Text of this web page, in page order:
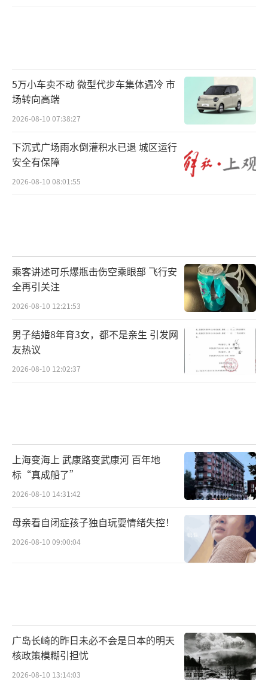
流，超换一体场站规模化落地，绝大多数日常
及长途出行场景将摆脱补能焦虑。长期来看，
固态电池量产、续航能力大幅提升、全国补能
新能源汽车将在补能效率、便捷性、稳定性上
全面对标燃油车，车主的补能焦虑将进一步缓
5万小车卖不动 微型代步车集体遇冷 市
场转向高端
2026-08-10 07:38:27
下沉式广场雨水倒灌积水已退 城区运行
安全有保障
2026-08-10 08:01:55
乘客讲述可乐爆瓶击伤空乘眼部 飞行安
全再引关注
2026-08-10 12:21:53
男子结婚8年育3女，都不是亲生 引发网
友热议
2026-08-10 12:02:37
上海变海上 武康路变武康河 百年地
标“真成船了”
2026-08-10 14:31:42
母亲看自闭症孩子独自玩耍情绪失控！
2026-08-10 09:00:04
广岛长崎的昨日未必不会是日本的明天
核政策模糊引担忧
2026-08-10 13:14:03